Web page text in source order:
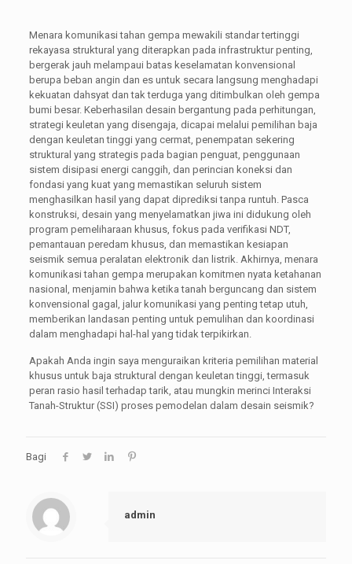
Menara komunikasi tahan gempa mewakili standar tertinggi
rekayasa struktural yang diterapkan pada infrastruktur penting,
bergerak jauh melampaui batas keselamatan konvensional
berupa beban angin dan es untuk secara langsung menghadapi
kekuatan dahsyat dan tak terduga yang ditimbulkan oleh gempa
bumi besar. Keberhasilan desain bergantung pada perhitungan,
strategi keuletan yang disengaja, dicapai melalui pemilihan baja
dengan keuletan tinggi yang cermat, penempatan sekering
struktural yang strategis pada bagian penguat, penggunaan
sistem disipasi energi canggih, dan perincian koneksi dan
fondasi yang kuat yang memastikan seluruh sistem
menghasilkan hasil yang dapat diprediksi tanpa runtuh. Pasca
konstruksi, desain yang menyelamatkan jiwa ini didukung oleh
program pemeliharaan khusus, fokus pada verifikasi NDT,
pemantauan peredam khusus, dan memastikan kesiapan
seismik semua peralatan elektronik dan listrik. Akhirnya, menara
komunikasi tahan gempa merupakan komitmen nyata ketahanan
nasional, menjamin bahwa ketika tanah berguncang dan sistem
konvensional gagal, jalur komunikasi yang penting tetap utuh,
memberikan landasan penting untuk pemulihan dan koordinasi
dalam menghadapi hal-hal yang tidak terpikirkan.
Apakah Anda ingin saya menguraikan kriteria pemilihan material
khusus untuk baja struktural dengan keuletan tinggi, termasuk
peran rasio hasil terhadap tarik, atau mungkin merinci Interaksi
Tanah-Struktur (SSI) proses pemodelan dalam desain seismik?
Bagi
admin